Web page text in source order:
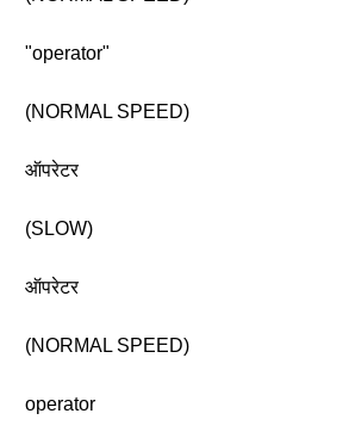
"operator"
(NORMAL SPEED)
ऑपरेटर
(SLOW)
ऑपरेटर
(NORMAL SPEED)
operator